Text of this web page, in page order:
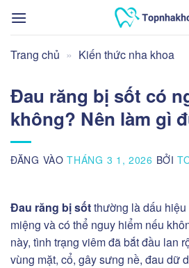
qua
dung
Trang chủ » Kiến thức nha khoa
Đau răng bị sốt có
không? Nên làm gì
ĐĂNG VÀOTHÁNG 3 1, 2026 BỞI
Đau răng bị sốtthường là dấu
miệng và có thể nguy hiểm nếu
này, tình trạng viêm đã bắt đầu lan
vùng mặt, cổ, gây sưng nề, đau dữ